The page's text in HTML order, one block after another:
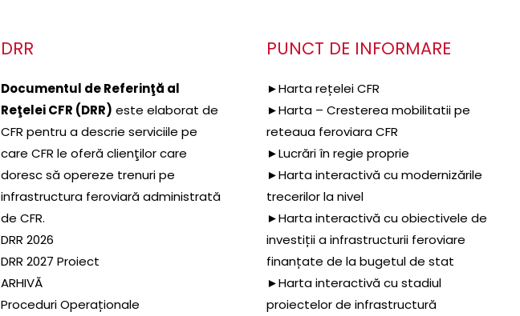
DRR
Documentul de Referinţă al
Reţelei CFR (DRR) este elaborat de
CFR pentru a descrie serviciile pe
care CFR le oferă clienţilor care
doresc să opereze trenuri pe
infrastructura feroviară administrată
de CFR.
DRR 2026
DRR 2027 Proiect
ARHIVĂ
Proceduri Operaționale
PUNCT DE INFORMARE
►Harta rețelei CFR
►Harta – Cresterea mobilitatii pe
reteaua feroviara CFR
►Lucrări în regie proprie
►Harta interactivă cu modernizările
trecerilor la nivel
►Harta interactivă cu obiectivele de
investiții a infrastructurii feroviare
finanțate de la bugetul de stat
►Harta interactivă cu stadiul
proiectelor de infrastructură